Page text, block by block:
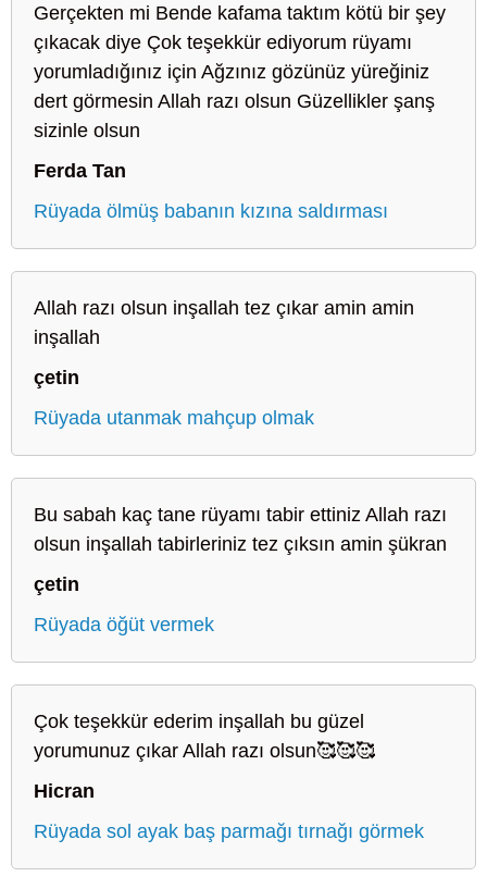
Gerçekten mi Bende kafama taktım kötü bir şey
çıkacak diye Çok teşekkür ediyorum rüyamı
yorumladığınız için Ağzınız gözünüz yüreğiniz
dert görmesin Allah razı olsun Güzellikler şanş
sizinle olsun
Ferda Tan
Rüyada ölmüş babanın kızına saldırması
Allah razı olsun inşallah tez çıkar amin amin
inşallah
çetin
Rüyada utanmak mahçup olmak
Bu sabah kaç tane rüyamı tabir ettiniz Allah razı
olsun inşallah tabirleriniz tez çıksın amin şükran
çetin
Rüyada öğüt vermek
Çok teşekkür ederim inşallah bu güzel
yorumunuz çıkar Allah razı olsun🥰🥰🥰
Hicran
Rüyada sol ayak baş parmağı tırnağı görmek